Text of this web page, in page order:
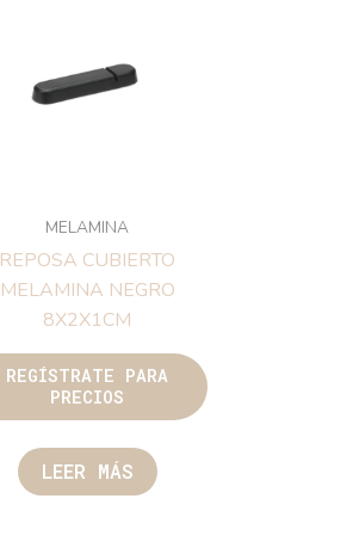
MELAMINA
REPOSA CUBIERTO
MELAMINA NEGRO
8X2X1CM
REGÍSTRATE PARA
PRECIOS
LEER MÁS